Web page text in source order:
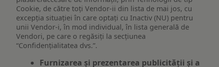
Cookie, de către toți Vendor-ii din lista de mai jos, cu
excepția situației în care optați cu Inactiv (NU) pentru
unii Vendor-i, în mod individual, în lista generală de
Vendori, pe care o regăsiți la secțiunea
“Confidențialitatea dvs.”.
Furnizarea și prezentarea publicității și a